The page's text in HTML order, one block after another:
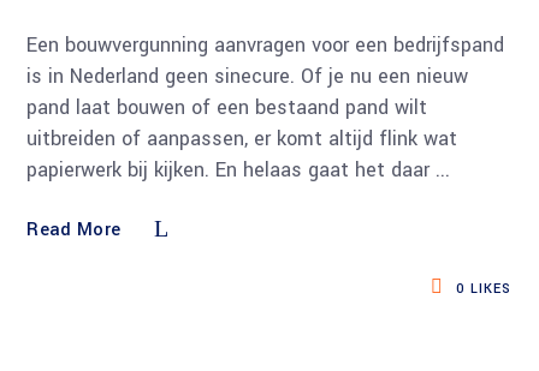
Een bouwvergunning aanvragen voor een bedrijfspand
is in Nederland geen sinecure. Of je nu een nieuw
pand laat bouwen of een bestaand pand wilt
uitbreiden of aanpassen, er komt altijd flink wat
papierwerk bij kijken. En helaas gaat het daar
Read More
0 LIKES